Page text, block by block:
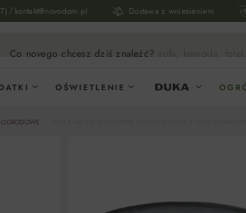
/ kontakt@novodom.pl Dostawa z wniesieniem
Co novego chcesz dziś znaleźć? sofa, komoda, fotel...
OŚWIETLENIE